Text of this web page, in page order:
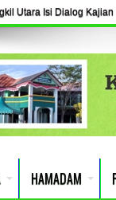
Utara Isi Dialog Kajian
HAMADAM